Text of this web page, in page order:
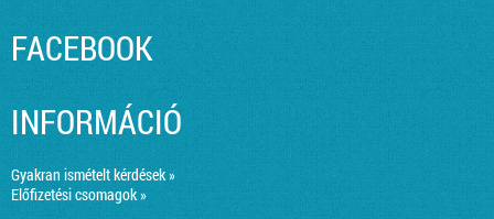
FACEBOOK
INFORMÁCIÓ
Gyakran ismételt kérdések »
Előfizetési csomagok »